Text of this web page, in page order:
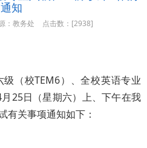
通知
：教务处 点击数：[2938]
（校TEM6）、全校英语专业
25日（星期六）上、下午在我
有关事项通知如下：